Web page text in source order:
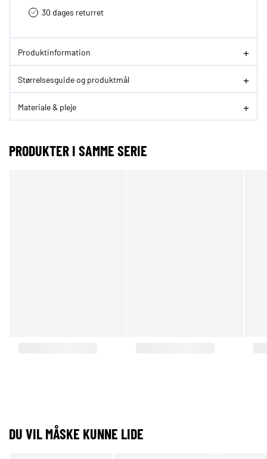
30 dages returret
Produktinformation
Størrelsesguide og produktmål
Materiale & pleje
PRODUKTER I SAMME SERIE
DU VIL MÅSKE KUNNE LIDE